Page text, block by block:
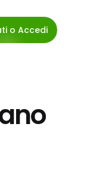
o Accedi